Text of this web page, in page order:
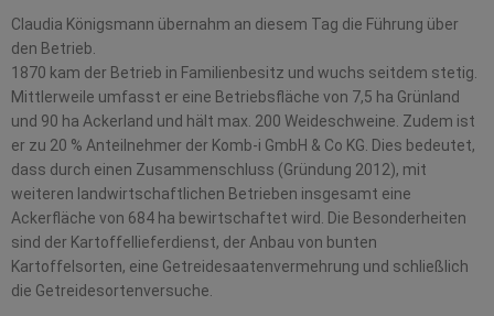
Claudia Königsmann übernahm an diesem Tag die Führung über
den Betrieb.
1870 kam der Betrieb in Familienbesitz und wuchs seitdem stetig.
Mittlerweile umfasst er eine Betriebsfläche von 7,5 ha Grünland
und 90 ha Ackerland und hält max. 200 Weideschweine. Zudem ist
er zu 20 % Anteilnehmer der Komb-i GmbH & Co KG. Dies bedeutet,
dass durch einen Zusammenschluss (Gründung 2012), mit
weiteren landwirtschaftlichen Betrieben insgesamt eine
Ackerfläche von 684 ha bewirtschaftet wird. Die Besonderheiten
sind der Kartoffellieferdienst, der Anbau von bunten
Kartoffelsorten, eine Getreidesaatenvermehrung und schließlich
die Getreidesortenversuche.